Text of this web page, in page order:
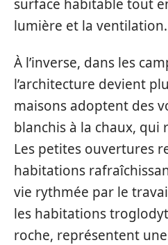
surface habitable tout
lumière et la ventilation.
À l’inverse, dans les
l’architecture devient
maisons adoptent des
blanchis à la chaux, qui
Les petites ouvertures
habitations
vie rythmée par le
les habitations
roche, représentent